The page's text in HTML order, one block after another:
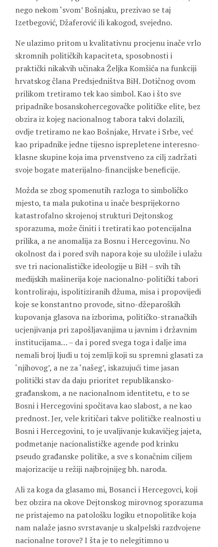
nego nekom ‘svom’ Bošnjaku, prezivao se taj
Izetbegović, Džaferović ili kakogod, svejedno.
Ne ulazimo pritom u kvalitativnu procjenu inače vrlo
skromnih političkih kapaciteta, sposobnosti i
praktički nikakvih učinaka Željka Komšića na funkciji
hrvatskog člana Predsjedništva BiH. Dotičnog ovom
prilikom tretiramo tek kao simbol. Kao i što sve
pripadnike bosanskohercegovačke političke elite, bez
obzira iz kojeg nacionalnog tabora takvi dolazili,
ovdje tretiramo ne kao Bošnjake, Hrvate i Srbe, već
kao pripadnike jedne tijesno isprepletene interesno-
klasne skupine koja ima prvenstveno za cilj zadržati
svoje bogate materijalno-financijske beneficije.
Možda se zbog spomenutih razloga to simboličko
mjesto, ta mala pukotina u inače besprijekorno
katastrofalno skrojenoj strukturi Dejtonskog
sporazuma, može činiti i tretirati kao potencijalna
prilika, a ne anomalija za Bosnu i Hercegovinu. No
okolnost da i pored svih napora koje su uložile i ulažu
sve tri nacionalističke ideologije u BiH – svih tih
medijskih mašinerija koje nacionalno-politički tabori
kontroliraju, ispolitiziranih džuma, misa i propovijedi
koje se konstantno provode, sitno-džeparoških
kupovanja glasova na izborima, političko-stranačkih
ucjenjivanja pri zapošljavanjima u javnim i državnim
institucijama… – da i pored svega toga i dalje ima
nemali broj ljudi u toj zemlji koji su spremni glasati za
‘njihovog’, a ne za ‘našeg’, iskazujući time jasan
politički stav da daju prioritet republikansko-
građanskom, a ne nacionalnom identitetu, e to se
Bosni i Hercegovini spočitava kao slabost, a ne kao
prednost. Jer, vele kritičari takve političke realnosti u
Bosni i Hercegovini, to je uvaljivanje kukavičjeg jajeta,
podmetanje nacionalističke agende pod krinku
pseudo građanske politike, a sve s konačnim ciljem
majorizacije u režiji najbrojnijeg bh. naroda.
Ali za koga da glasamo mi, Bosanci i Hercegovci, koji
bez obzira na okove Dejtonskog mirovnog sporazuma
ne pristajemo na patološku logiku etnopolitike koja
nam nalaže jasno svrstavanje u skalpelski razdvojene
nacionalne torove? I šta je to nelegitimno u